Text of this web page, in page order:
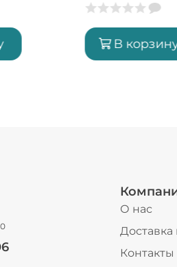
порций)
В
О нас
Доставка
Контакты